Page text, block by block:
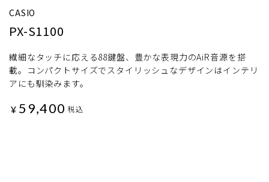
CASIO
PX-S1100
繊細なタッチに応える88鍵盤、豊かな表現力のAiR音源を搭
載。コンパクトサイズでスタイリッシュなデザインはインテリ
アにも馴染みます。
¥ 59,400 税込